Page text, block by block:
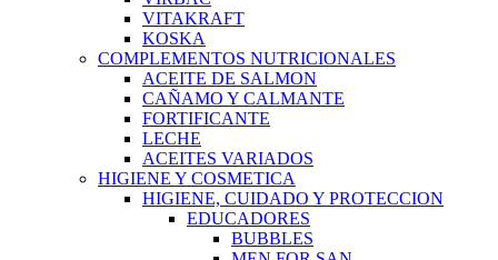
VITAKRAFT
KOSKA
COMPLEMENTOS NUTRICIONALES
ACEITE DE SALMON
CAÑAMO Y CALMANTE
FORTIFICANTE
LECHE
ACEITES VARIADOS
HIGIENE Y COSMETICA
HIGIENE, CUIDADO Y PROTECCION
EDUCADORES
BUBBLES